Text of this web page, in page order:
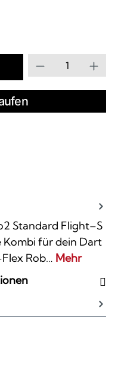
Produkt
Standard Flight–S
Kombi für dein Dart
Rob… Mehr